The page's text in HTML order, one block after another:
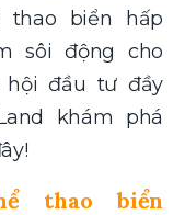
biển hấp
sôi động cho
đầu tư đầy
khám phá
thao biển